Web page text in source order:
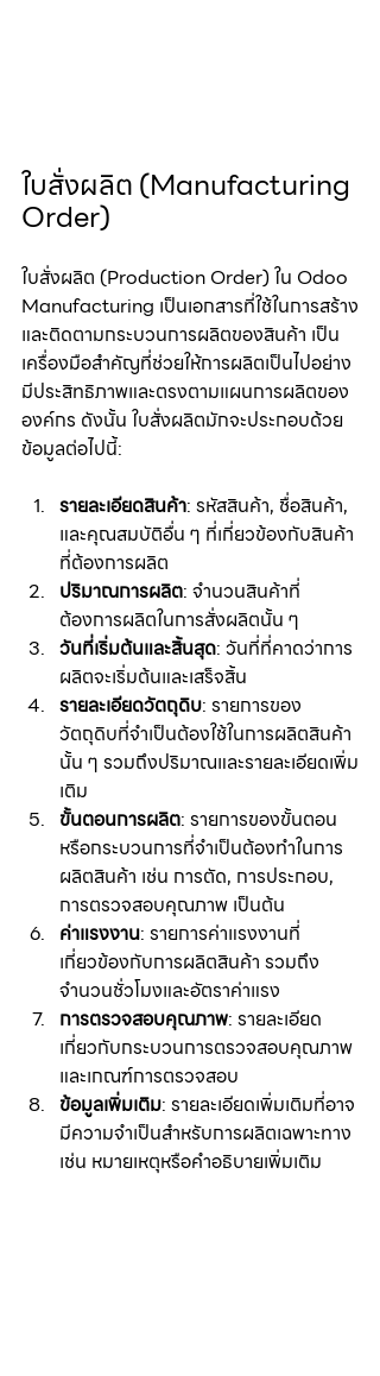
ใบสั่งผลิต (Manufacturing
Order)
ใบสั่งผลิต (Production Order) ใน Odoo
Manufacturing เป็นเอกสารที่ใช้ในการสร้าง
และติดตามกระบวนการผลิตของสินค้า เป็น
เครื่องมือสำคัญที่ช่วยให้การผลิตเป็นไปอย่าง
มีประสิทธิภาพและตรงตามแผนการผลิตของ
องค์กร ดังนั้น ใบสั่งผลิตมักจะประกอบด้วย
ข้อมูลต่อไปนี้:
รายละเอียดสินค้า: รหัสสินค้า, ชื่อสินค้า,
และคุณสมบัติอื่น ๆ ที่เกี่ยวข้องกับสินค้า
ที่ต้องการผลิต
ปริมาณการผลิต: จำนวนสินค้าที่
ต้องการผลิตในการสั่งผลิตนั้น ๆ
วันที่เริ่มต้นและสิ้นสุด: วันที่ที่คาดว่าการ
ผลิตจะเริ่มต้นและเสร็จสิ้น
รายละเอียดวัตถุดิบ: รายการของ
วัตถุดิบที่จำเป็นต้องใช้ในการผลิตสินค้า
นั้น ๆ รวมถึงปริมาณและรายละเอียดเพิ่ม
เติม
ขั้นตอนการผลิต: รายการของขั้นตอน
หรือกระบวนการที่จำเป็นต้องทำในการ
ผลิตสินค้า เช่น การตัด, การประกอบ,
การตรวจสอบคุณภาพ เป็นต้น
ค่าแรงงาน: รายการค่าแรงงานที่
เกี่ยวข้องกับการผลิตสินค้า รวมถึง
จำนวนชั่วโมงและอัตราค่าแรง
การตรวจสอบคุณภาพ: รายละเอียด
เกี่ยวกับกระบวนการตรวจสอบคุณภาพ
และเกณฑ์การตรวจสอบ
ข้อมูลเพิ่มเติม: รายละเอียดเพิ่มเติมที่อาจ
มีความจำเป็นสำหรับการผลิตเฉพาะทาง
เช่น หมายเหตุหรือคำอธิบายเพิ่มเติม